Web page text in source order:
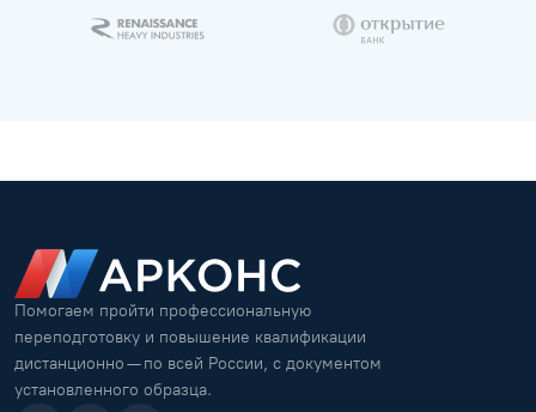
Помогаем пройти профессиональную
переподготовку и повышение квалификации
дистанционно — по всей России, с документом
установленного образца.